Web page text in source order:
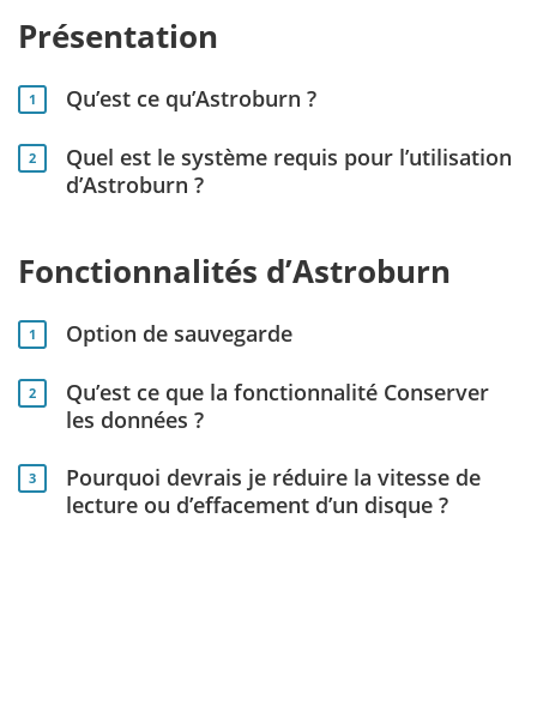
Présentation
1 Qu’est ce qu’Astroburn ?
2
Quel est le système requis pour l’utilisation
d’Astroburn ?
Fonctionnalités d’Astroburn
1 Option de sauvegarde
2
Qu’est ce que la fonctionnalité Conserver
les données ?
3
Pourquoi devrais je réduire la vitesse de
lecture ou d’effacement d’un disque ?